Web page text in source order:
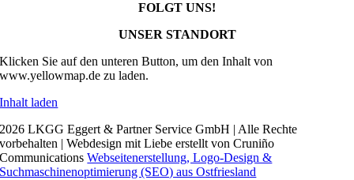
FOLGT UNS!
UNSER STANDORT
Klicken Sie auf den unteren Button, um den Inhalt von
www.yellowmap.de zu laden.
Inhalt laden
2026 LKGG Eggert & Partner Service GmbH | Alle Rechte
vorbehalten | Webdesign mit Liebe erstellt von Cruniño
CommunicationsWebseitenerstellung, Logo-Design &
Suchmaschinenoptimierung (SEO) aus Ostfriesland